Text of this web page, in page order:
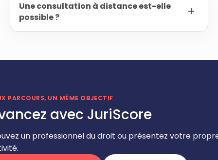
Une consultation à distance est-elle
possible ?
PARCOURS, UN MÊME OBJECTIF
avec JuriScore
un professionnel du droit ou présentez votre